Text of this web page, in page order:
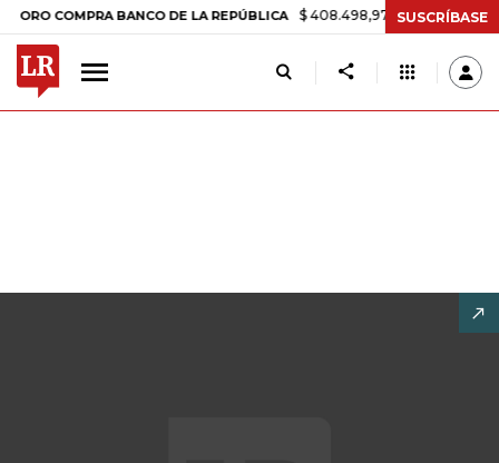
BANCO DE LA REPÚBLICA $ 408.498,97 +$ 8.753,81 +2,19%
SUSCRÍBASE